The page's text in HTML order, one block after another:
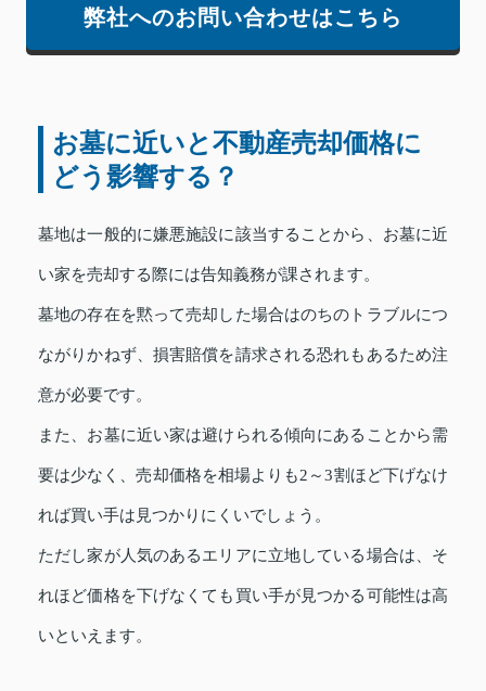
弊社へのお問い合わせはこちら
お墓に近いと不動産売却価格に
どう影響する？
墓地は一般的に嫌悪施設に該当することから、お墓に近
い家を売却する際には告知義務が課されます。
墓地の存在を黙って売却した場合はのちのトラブルにつ
ながりかねず、損害賠償を請求される恐れもあるため注
意が必要です。
また、お墓に近い家は避けられる傾向にあることから需
要は少なく、売却価格を相場よりも2～3割ほど下げなけ
れば買い手は見つかりにくいでしょう。
ただし家が人気のあるエリアに立地している場合は、そ
れほど価格を下げなくても買い手が見つかる可能性は高
いといえます。